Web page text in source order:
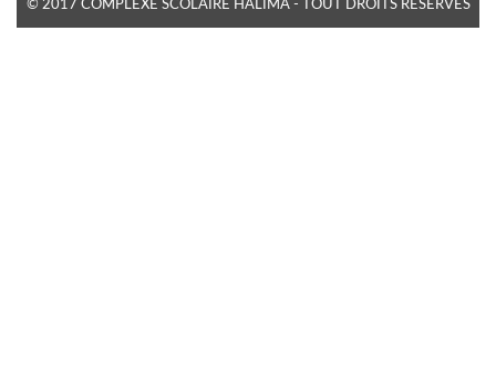
© 2017 COMPLEXE SCOLAIRE HALIMA - TOUT DROITS RÉSERVÉS